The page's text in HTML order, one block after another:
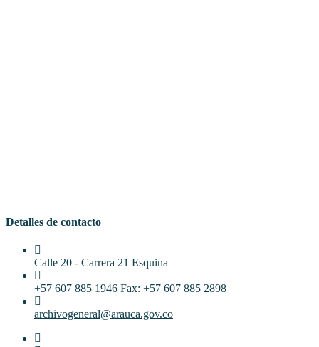
Detalles de contacto
Calle 20 - Carrera 21 Esquina
+57 607 885 1946 Fax: +57 607 885 2898
archivogeneral@arauca.gov.co